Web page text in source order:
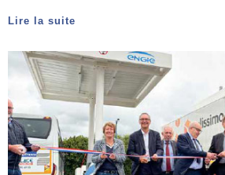
Lire la suite